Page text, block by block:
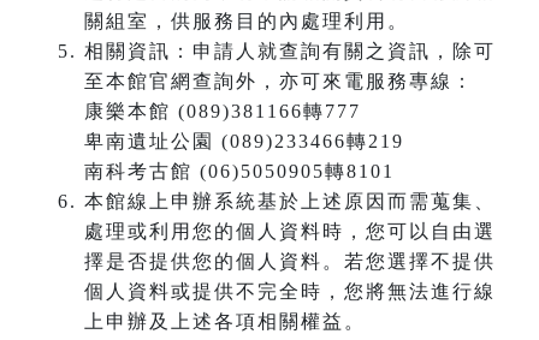
關組室，供服務目的內處理利用。
相關資訊：申請人就查詢有關之資訊，除可
至本館官網查詢外，亦可來電服務專線：
康樂本館 (089)381166轉777
卑南遺址公園 (089)233466轉219
南科考古館 (06)5050905轉8101
本館線上申辦系統基於上述原因而需蒐集、
處理或利用您的個人資料時，您可以自由選
擇是否提供您的個人資料。若您選擇不提供
個人資料或提供不完全時，您將無法進行線
上申辦及上述各項相關權益。